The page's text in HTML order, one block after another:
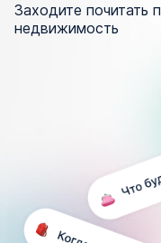
Заходите почитать
недвижимость